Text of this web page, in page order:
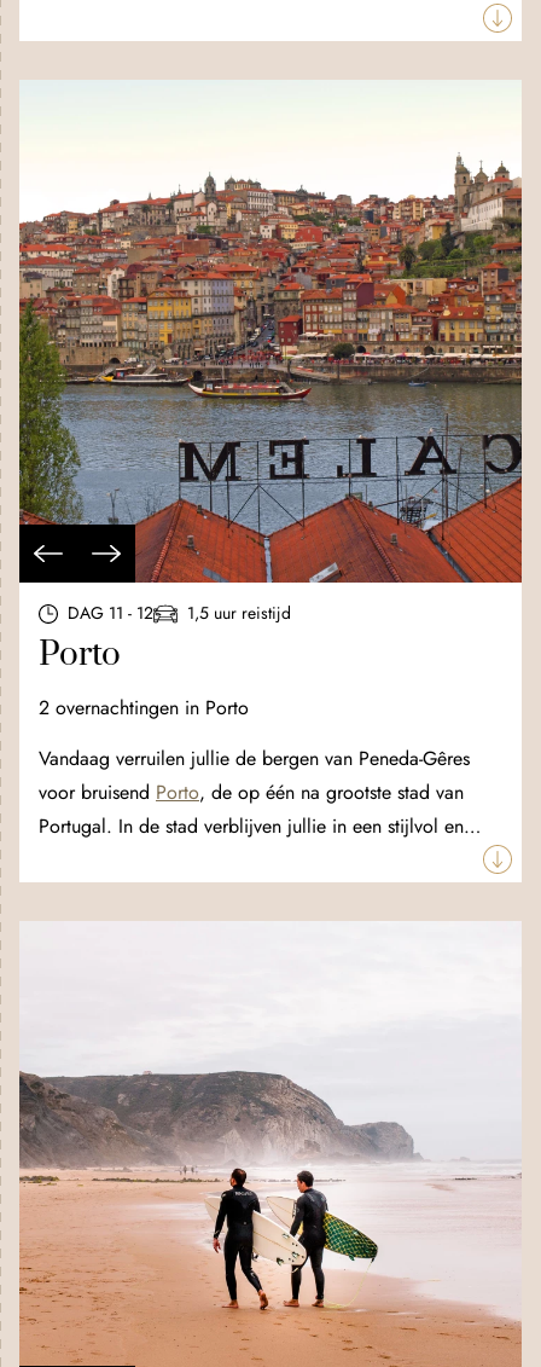
bijzonder geschikt voor natuurliefhebbers. Het leent zich
van de gebaande paden te gaan? Dan is canyoning een
geweldige ervaring!
DAG 11 - 12 1,5 uur reistijd
Porto
2 overnachtingen in Porto
Vandaag verruilen jullie de bergen van Peneda-Gêres
voor bruisend Porto, de op één na grootste stad van
Portugal. In de stad verblijven jullie in een stijlvol en
nostalgisch aandoende straatjes met zijn verweerde